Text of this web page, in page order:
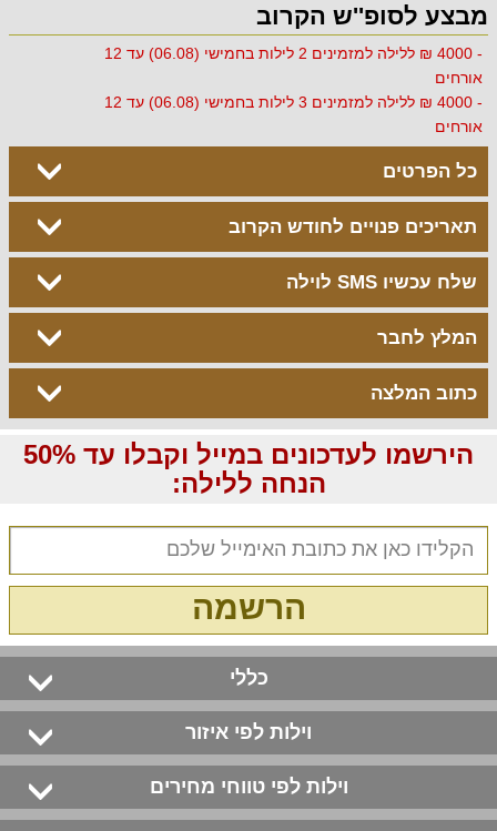
מבצע לסופ''ש הקרוב
- 4000 ₪ ללילה למזמינים 2 לילות בחמישי (06.08) עד 12
אורחים
- 4000 ₪ ללילה למזמינים 3 לילות בחמישי (06.08) עד 12
אורחים
כל הפרטים
תאריכים פנויים לחודש הקרוב
שלח עכשיו SMS לוילה
המלץ לחבר
כתוב המלצה
הירשמו לעדכונים במייל וקבלו עד 50%
הנחה ללילה:
הרשמה
כללי
וילות לפי איזור
וילות לפי טווחי מחירים